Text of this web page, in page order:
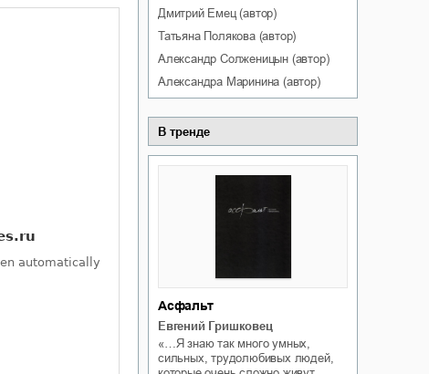
Дмитрий Емец(автор)
Татьяна Полякова(автор)
Александр Солженицын (автор)
Александра Маринина (автор)
В тренде
Асфальт
Евгений Гришковец
«…Я знаю так много умных,
сильных, трудолюбивых людей,